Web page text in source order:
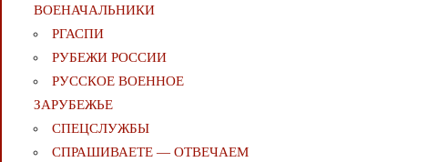
ВОЕНАЧАЛЬНИКИ
РГАСПИ
РУБЕЖИ РОССИИ
РУССКОЕ ВОЕННОЕ
ЗАРУБЕЖЬЕ
СПЕЦСЛУЖБЫ
СПРАШИВАЕТЕ — ОТВЕЧАЕМ